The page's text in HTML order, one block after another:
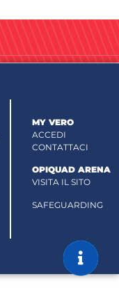
MY VERO
ACCEDI
CONTATTACI
OPIQUAD ARENA
VISITA IL SITO
SAFEGUARDING